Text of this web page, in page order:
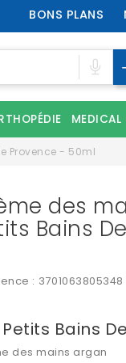
BONS PLANS
MEDICAL
Provence - 50ml
des
Bains
: 3701063805348
Petits Bains
des mains argan